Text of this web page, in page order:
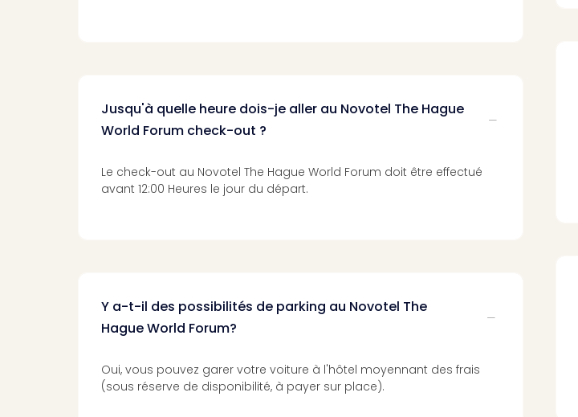
Jusqu'à quelle heure dois-je aller au Novotel The Hague
World Forum check-out ?
Le check-out au Novotel The Hague World Forum doit être effectué
avant 12:00 Heures le jour du départ.
Y a-t-il des possibilités de parking au Novotel The
Hague World Forum?
Oui, vous pouvez garer votre voiture à l'hôtel moyennant des frais
(sous réserve de disponibilité, à payer sur place).